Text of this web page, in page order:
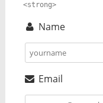
<strong>
Name
Email